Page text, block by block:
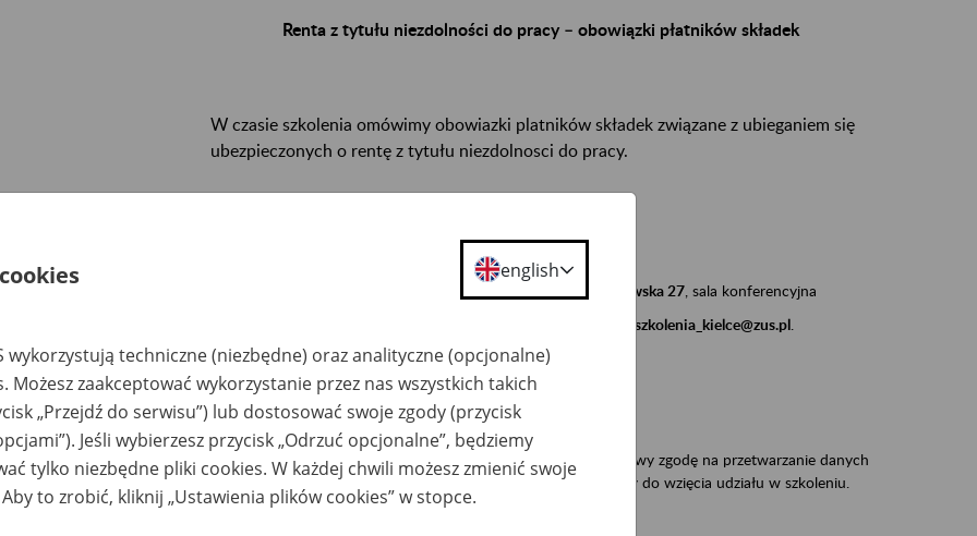
Renta z tytułu niezdolności do pracy – obowiązki płatników składek
W czasie szkolenia omówimy obowiazki platników składek związane z ubieganiem się
ubezpieczonych o rentę z tytułu niezdolnosci do pracy.
ZUS w Kielcach, ul. Piotrkowska 27, sala konferencyjna
szkolenia_kielce@zus.pl.
Przy zapisie prosimy, aby podali Państwo dane:
- imię i nazwisko
Prosimy także, aby wypełnili Państwo i odesłali na adres e-mailowy zgodę na przetwarzanie danych
osobowych, którą stanowi załącznik. Jest to warunek niezbędny do wzięcia udziału w szkoleniu.
english
wykorzystują techniczne (niezbędne) oraz analityczne (opcjonalne)
Możesz zaakceptować wykorzystanie przez nas wszystkich takich
„Przejdź do serwisu”) lub dostosować swoje zgody (przycisk
Jeśli wybierzesz przycisk „Odrzuć opcjonalne”, będziemy
tylko niezbędne pliki cookies. W każdej chwili możesz zmienić swoje
to zrobić, kliknij „Ustawienia plików cookies” w stopce.